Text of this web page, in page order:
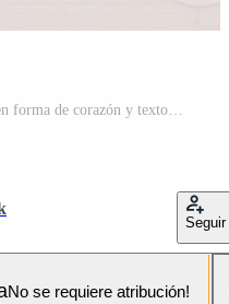
Seguir
No se requiere atribución!